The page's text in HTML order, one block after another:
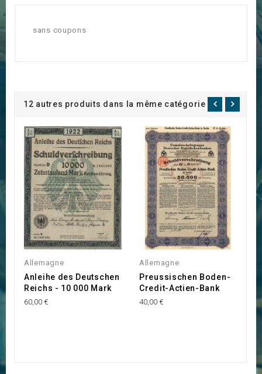
sans coupons
12 autres produits dans la même catégorie :
Allemagne
Anleihe des Deutschen
Reichs - 10 000 Mark
60,00 €
Allemagne
Preussischen Boden-
Credit-Actien-Bank
40,00 €